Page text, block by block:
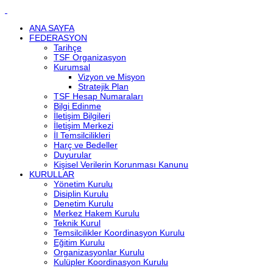
ANA SAYFA
FEDERASYON
Tarihçe
TSF Organizasyon
Kurumsal
Vizyon ve Misyon
Stratejik Plan
TSF Hesap Numaraları
Bilgi Edinme
İletişim Bilgileri
İletişim Merkezi
İl Temsilcilikleri
Harç ve Bedeller
Duyurular
Kişisel Verilerin Korunması Kanunu
KURULLAR
Yönetim Kurulu
Disiplin Kurulu
Denetim Kurulu
Merkez Hakem Kurulu
Teknik Kurul
Temsilcilikler Koordinasyon Kurulu
Eğitim Kurulu
Organizasyonlar Kurulu
Kulüpler Koordinasyon Kurulu